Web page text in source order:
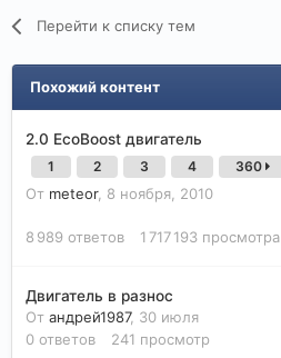
Перейти к списку тем
Похожий контент
2.0 EcoBoost двигатель
1 2 3 4 360
От meteor, 8 ноября, 2010
8 989 ответов 1 717 193 просмотра
Двигатель в разнос
От андрей1987, 30 июля
0 ответов 241 просмотр